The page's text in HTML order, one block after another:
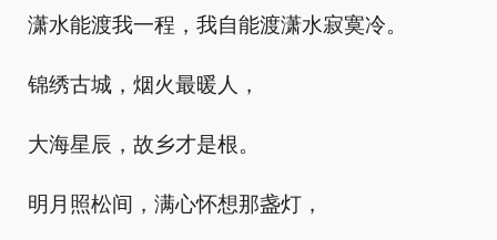
潇水能渡我一程，我自能渡潇水寂寞冷。
锦绣古城，烟火最暖人，
大海星辰，故乡才是根。
明月照松间，满心怀想那盏灯，